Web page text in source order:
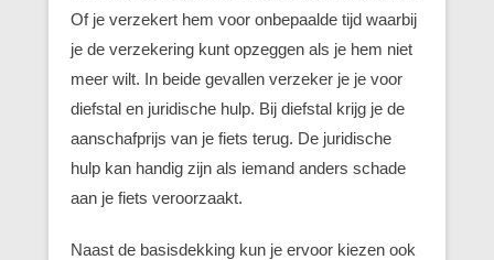
Of je verzekert hem voor onbepaalde tijd waarbij
je de verzekering kunt opzeggen als je hem niet
meer wilt. In beide gevallen verzeker je je voor
diefstal en juridische hulp. Bij diefstal krijg je de
aanschafprijs van je fiets terug. De juridische
hulp kan handig zijn als iemand anders schade
aan je fiets veroorzaakt.
Naast de basisdekking kun je ervoor kiezen ook